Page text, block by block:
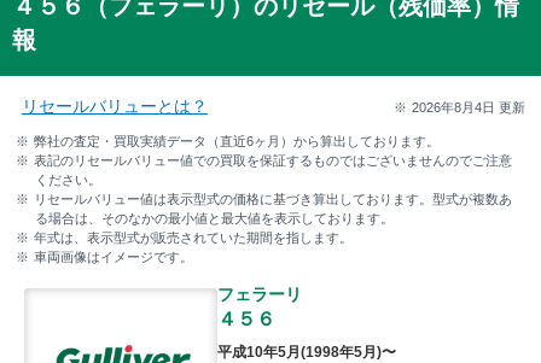
４５６（フェラーリ）のリセール（残価率）情
報
リセールバリューとは？ 2026年8月4日 更新
弊社の査定・買取実績データ（直近6ヶ月）から算出しております。
表記のリセールバリュー値での買取を保証するものではございませんのでご注意
ください。
リセールバリュー値は表示型式の価格に基づき算出しております。型式が複数あ
る場合は、そのなかの最小値と最大値を表示しております。
年式は、表示型式が販売されていた期間を指します。
車両画像はイメージです。
フェラーリ
４５６
平成10年5月 (1998年5月 )〜